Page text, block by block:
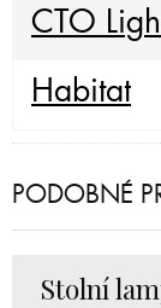
CTO
Habitat
PODOBNÉ
Stolní